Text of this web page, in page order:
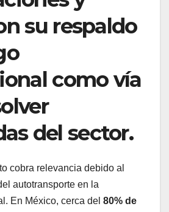
su respaldo
como vía
del sector.
cobra relevancia debido al
autotransporte en la
En México, cerca del 80% de